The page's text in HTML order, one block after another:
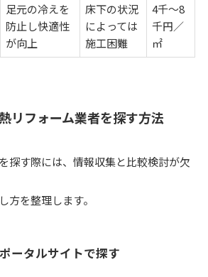
足元の冷えを
防止し快適性
が向上
床下の状況
によっては
施工困難
4千〜8
千円／
㎡
リフォーム業者を探す方法
探す際には、情報収集と比較検討が欠
方を整理します。
ータルサイトで探す